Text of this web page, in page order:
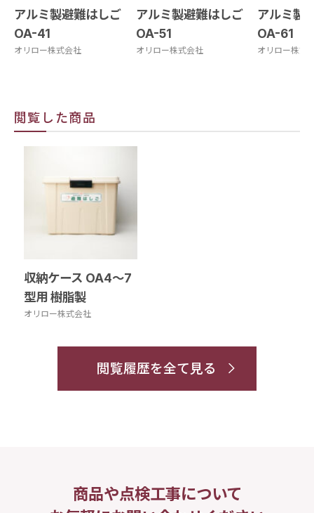
アルミ製避難はしご
OA-41
オリロー株式会社
アルミ製避難はしご
OA-51
オリロー株式会社
アルミ製
OA-61
オリロー株式
閲覧した商品
収納ケース OA4～7
型用 樹脂製
オリロー株式会社
閲覧履歴を全て見る
商品や点検工事について